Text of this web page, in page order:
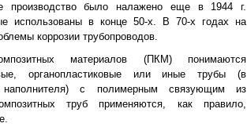
было налажено еще в 1944 г.
использованы в конце 50-х. В 70-х годах на
коррозии трубопроводов.
материалов (ПКМ) понимаются
органопластиковые или иные трубы (в
с полимерным связующим из
труб применяются, как правило,